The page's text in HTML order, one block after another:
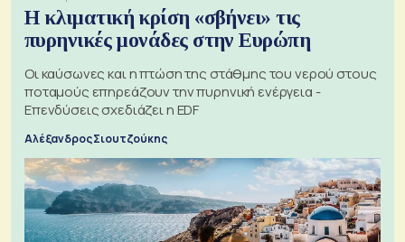
Η κλιματική κρίση «σβήνει» τις
πυρηνικές μονάδες στην Ευρώπη
Οι καύσωνες και η πτώση της στάθμης του νερού στους
ποταμούς επηρεάζουν την πυρηνική ενέργεια -
Επενδύσεις σχεδιάζει η EDF
Αλέξανδρος Σιουτζούκης